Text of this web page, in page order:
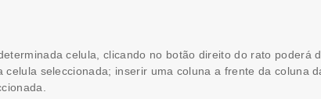
celula, clicando no botão direito do rato poderá
celula seleccionada; inserir uma coluna a frente da coluna